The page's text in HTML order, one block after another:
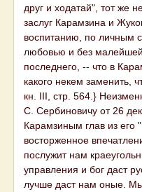
друг и ходатай", тот же
заслуг Карамзина и
воспитанию, по личным
любовью и без малейшей
последнего, -- что в
какого некем заменить,
кн. III, стр. 564.}
С. Сербиновичу от 26
Карамзиным глав из его
восторженное
послужит нам
управления и бог даст
лучше даст нам оные.